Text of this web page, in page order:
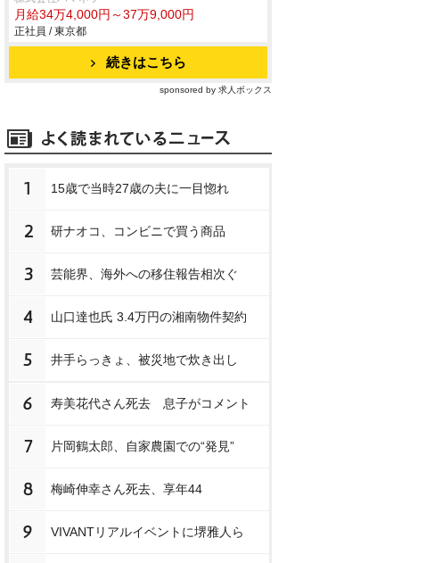
月給34万4,000円～37万9,000円
正社員 / 東京都
続きはこちら
sponsored by 求人ボックス
1 15歳で当時27歳の夫に一目惚れ
2 研ナオコ、コンビニで買う商品
3 芸能界、海外への移住報告相次ぐ
4 山口達也氏 3.4万円の湘南物件契約
5 井手らっきょ、被災地で炊き出し
6 寿美花代さん死去 息子がコメント
7 片岡鶴太郎、自家農園での“発見”
8 梅崎伸幸さん死去、享年44
9 VIVANTリアルイベントに堺雅人ら